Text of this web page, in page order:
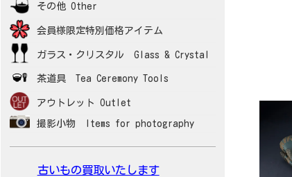
その他 Other
会員様限定特別価格アイテム
ガラス・クリスタル Glass & Crystal
茶道具 Tea Ceremony Tools
アウトレット Outlet
撮影小物 Items for photography
古いもの買取いたします